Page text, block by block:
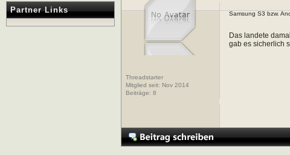
Partner Links
Threadstarter
Mitglied seit: Nov 2014
Beiträge: 8
Samsung S3 bzw.
Das landete
gab es sicherlich